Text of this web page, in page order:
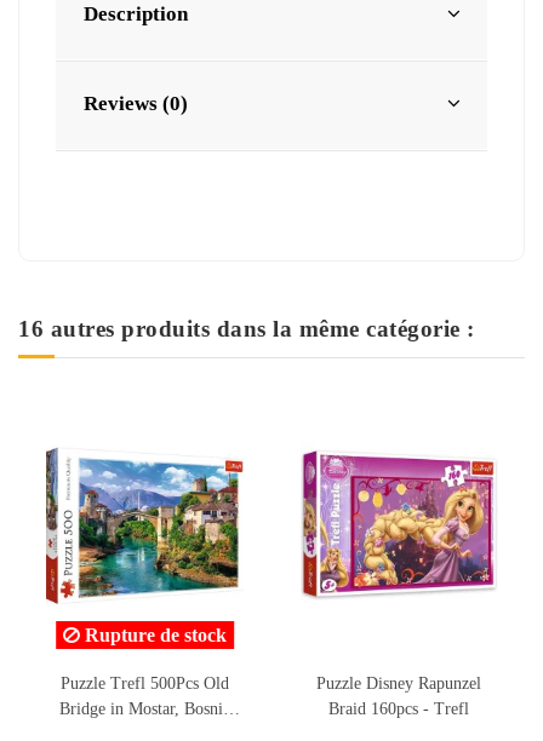
Description
Reviews (0)
16 autres produits dans la même catégorie :
Puzzle Disney Rapunzel
Braid 160pcs - Trefl
Puzzle Trefl 3x80 Viacom
Paw Patrol - Réf.34886